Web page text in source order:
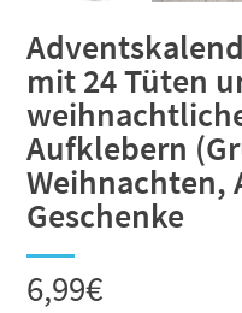
mit 24 Tüten
Aufklebern
Weihnachten,
Geschenke
6,99€